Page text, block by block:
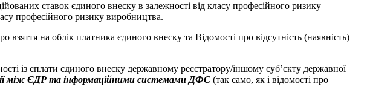
ставок єдиного внеску в залежності від класу професійного ризику
професійного ризику виробництва.
на облік платника єдиного внеску та Відомості про відсутність (наявність)
із сплати єдиного внеску державному реєстратору/іншому суб’єкту державної
між ЄДР та інформаційними системами ДФС (так само, як і відомості про